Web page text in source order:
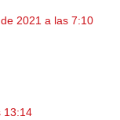
2021 a las 7:10
13:14